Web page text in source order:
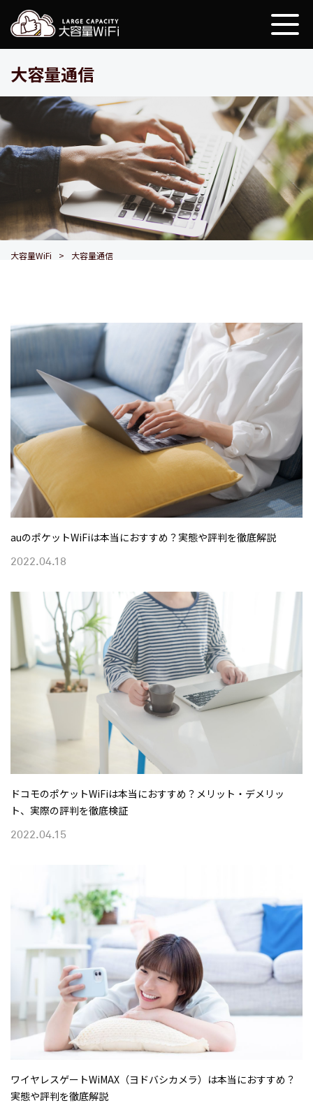
大容量通信
大容量WiFi 大容量通信
2022.04.18
auのポケットWiFiは本当におすすめ？実態や評判を徹底解説
2022.04.15
ドコモのポケットWiFiは本当におすすめ？メリット・デメリッ
ト、実際の評判を徹底検証
ワイヤレスゲートWiMAX（ヨドバシカメラ）は本当におすすめ？
実態や評判を徹底解説